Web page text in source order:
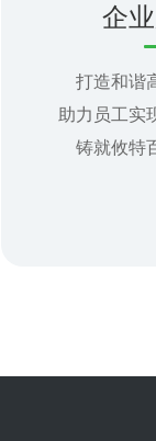
企
打造和谐
助力员工实
铸就攸特